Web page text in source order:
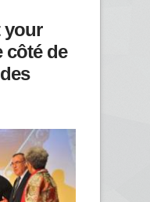
your
côté de